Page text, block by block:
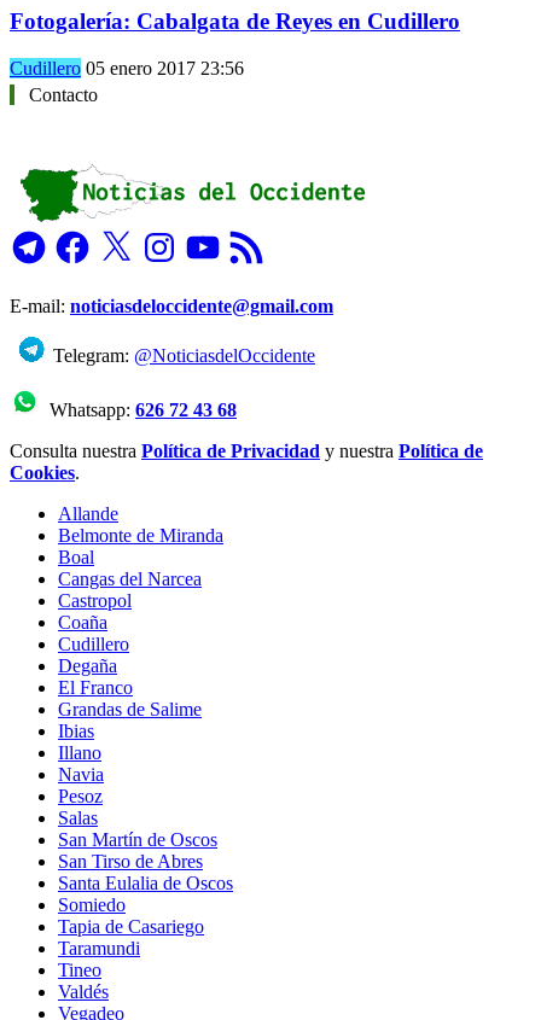
Fotogalería: Cabalgata de Reyes en Cudillero
Cudillero 05 enero 2017 23:56
Contacto
TelegramFacebook
X InstagramYouTube
Feed
RSS
E-mail: noticiasdeloccidente@gmail.com
Telegram: @NoticiasdelOccidente
Whatsapp: 626 72 43 68
Consulta nuestra Política de Privacidad y nuestra Política de
Cookies.
Allande
Belmonte de Miranda
Boal
Cangas del Narcea
Castropol
Coaña
Cudillero
Degaña
El Franco
Grandas de Salime
Ibias
Illano
Navia
Pesoz
Salas
San Martín de Oscos
San Tirso de Abres
Santa Eulalia de Oscos
Somiedo
Tapia de Casariego
Taramundi
Tineo
Valdés
Vegadeo